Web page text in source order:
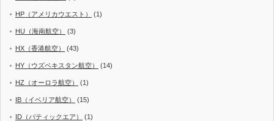
HP（アメリカウエスト） (1)
HU（海南航空） (3)
HX（香港航空） (43)
HY（ウズベキスタン航空） (14)
HZ（オーロラ航空） (1)
IB（イベリア航空） (15)
ID（バティックエア） (1)